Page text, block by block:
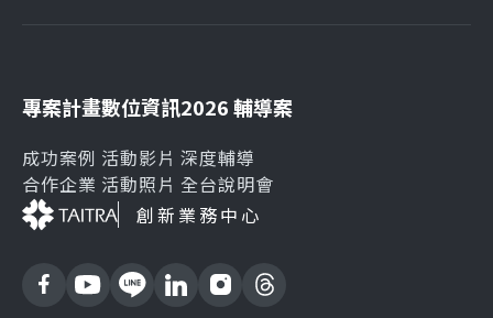
專案計畫
成功案例
合作企業
數位資訊
活動影片
活動照片
2026 輔導案
深度輔導
全台說明會
創新業務中心